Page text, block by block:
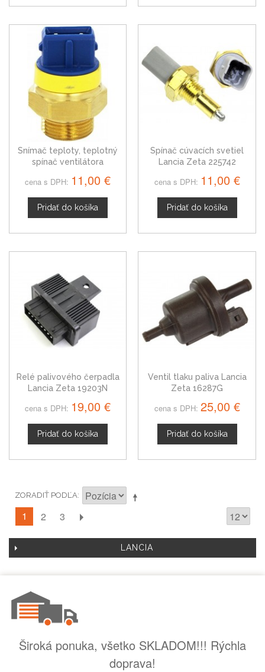
Snímač teploty, teplotný
spínač ventilátora
1264.26
cena s DPH: 11,00 €
Pridať do košíka
Spínač cúvacích svetiel
Lancia Zeta 225742
cena s DPH: 11,00 €
Pridať do košíka
Relé palivového čerpadla
Lancia Zeta 19203N
cena s DPH: 19,00 €
Pridať do košíka
Ventil tlaku paliva Lancia
Zeta 16287G
cena s DPH: 25,00 €
Pridať do košíka
ZORADIŤ PODĽA
1 2 3
LANCIA
Široká ponuka, všetko SKLADOM!!! Rýchla
doprava!